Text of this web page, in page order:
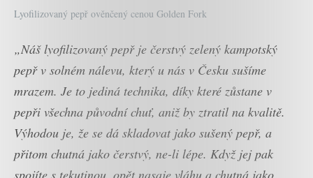
Lyofilizovaný pepř ověnčený cenou Golden Fork
„Náš lyofilizovaný pepř je čerstvý zelený kampotský
pepř v solném nálevu, který u nás v Česku sušíme
mrazem. Je to jediná technika, díky které zůstane v
pepři všechna původní chuť, aniž by ztratil na kvalitě.
Výhodou je, že se dá skladovat jako sušený pepř, a
přitom chutná jako čerstvý, ne-li lépe. Když jej pak
spojíte s tekutinou, opět nasaje vláhu a chutná jako